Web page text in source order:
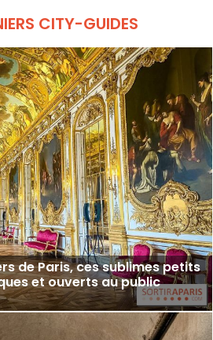
CITY-GUIDES
de Paris, ces sublimes petits
et ouverts au public